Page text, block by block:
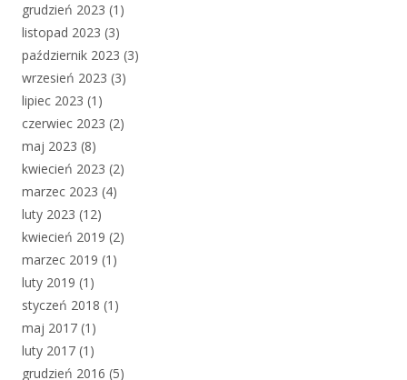
grudzień 2023 (1)
listopad 2023 (3)
październik 2023 (3)
wrzesień 2023 (3)
lipiec 2023 (1)
czerwiec 2023 (2)
maj 2023 (8)
kwiecień 2023 (2)
marzec 2023 (4)
luty 2023 (12)
kwiecień 2019 (2)
marzec 2019 (1)
luty 2019 (1)
styczeń 2018 (1)
maj 2017 (1)
luty 2017 (1)
grudzień 2016 (5)